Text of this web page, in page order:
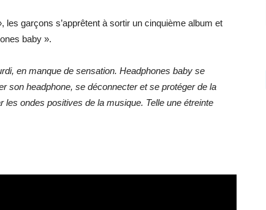
garçons s’apprêtent à sortir un cinquième album et
baby ».
en manque de sensation. Headphones baby se
son headphone, se déconnecter et se protéger de la
ondes positives de la musique. Telle une étreinte